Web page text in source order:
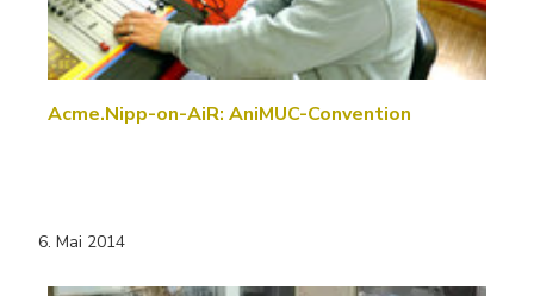
Acme.Nipp-on-AiR: AniMUC-Convention
6. Mai 2014